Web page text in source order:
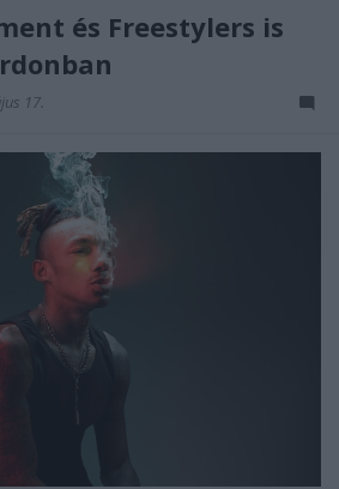
és Freestylers is
17.